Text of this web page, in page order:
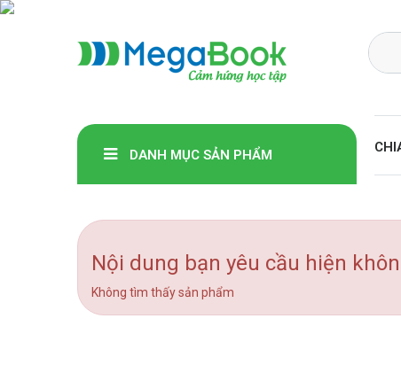
DANH MỤC SẢN PHẨM
Nội dung bạn yêu cầu hiện
Không tìm thấy sản phẩm